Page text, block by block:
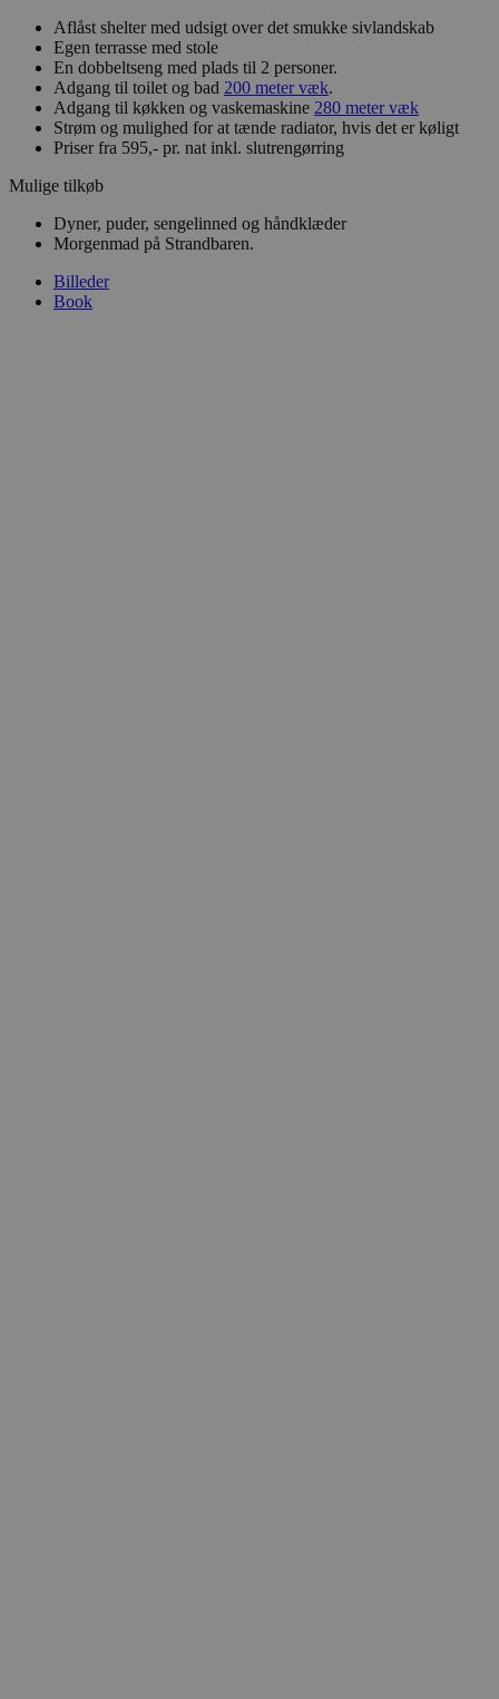
Aflåst shelter med udsigt over det smukke sivlandskab
Egen terrasse med stole
En dobbeltseng med plads til 2 personer.
Adgang til toilet og bad 200 meter væk.
Adgang til køkken og vaskemaskine 280 meter væk
Strøm og mulighed for at tænde radiator, hvis det er køligt
Priser fra 595,- pr. nat inkl. slutrengørring
Mulige tilkøb
Dyner, puder, sengelinned og håndklæder
Morgenmad på Strandbaren.
Billeder
Book